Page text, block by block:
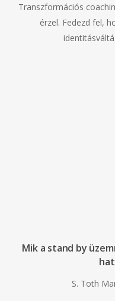
Transzformációs
érzel. Fedezd fel,
Mik a stand by
S. Toth